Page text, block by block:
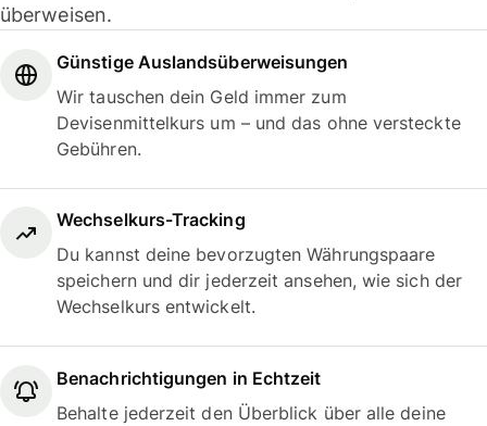
überweisen.
Günstige Auslandsüberweisungen
Wir tauschen dein Geld immer zum
Devisenmittelkurs um – und das ohne versteckte
Gebühren.
Wechselkurs-Tracking
Du kannst deine bevorzugten Währungspaare
speichern und dir jederzeit ansehen, wie sich der
Wechselkurs entwickelt.
Benachrichtigungen in Echtzeit
Behalte jederzeit den Überblick über alle deine